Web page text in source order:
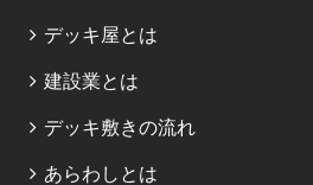
デッキ屋とは
建設業とは
デッキ敷きの流れ
あらわしとは